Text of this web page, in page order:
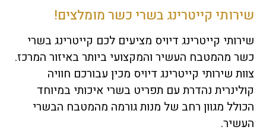
שירותי קייטרינג בשרי כשר מומלצים!
שירותי קייטרינג דיויס מציעים לכם קייטרינג בשרי
כשר מהמטבח העשיר והמקצועי ביותר באיזור המרכז.
צוות שירותי קייטרינג דיויס מכין עבורכם חוויה
קולינרית נהדרת עם תפריט בשרי איכותי במיוחד
הכולל מגוון רחב של מנות גורמה מהמטבח הבשרי
העשיר.